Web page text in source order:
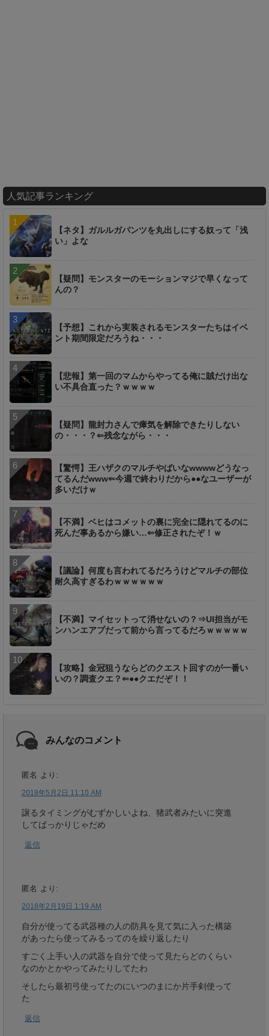
人気記事ランキング
【ネタ】ガルルガパンツを丸出しにする奴って「浅
い」よな
【疑問】モンスターのモーションマジで早くなって
んの？
【予想】これから実装されるモンスターたちはイベ
ント期間限定だろうね・・・
【悲報】第一回のマムからやってる俺に賊だけ出な
い不具合直った？ｗｗｗｗ
【疑問】龍封力さんで瘴気を解除できたりしない
の・・・？⇐残念ながら・・・
【驚愕】王ハザクのマルチやばいなwwwwどうなっ
てるんだwww⇐今週で終わりだから●●なユーザーが
多いだけｗ
【不満】ベヒはコメットの裏に完全に隠れてるのに
死んだ事あるから嫌い…⇐修正されたぞ！ｗ
【議論】何度も言われてるだろうけどマルチの部位
耐久高すぎるわｗｗｗｗｗｗ
【不満】マイセットって消せないの？⇒UI担当がモ
ンハンエアプだって前から言ってるだろｗｗｗｗｗ
【攻略】金冠狙うならどのクエスト回すのが一番い
いの？調査クエ？⇐●●クエだぞ！！
みんなのコメント
匿名 より:
2018年5月2日 11:10 AM
譲るタイミングがむずかしいよね、猪武者みたいに突進
してばっかりじゃだめ
返信
匿名 より:
2018年2月19日 1:19 AM
自分が使ってる武器種の人の防具を見て気に入った構築
があったら使ってみるってのを繰り返したり
すごく上手い人の武器を自分で使って見たらどのくらい
なのかとかやってみたりしてたわ
そしたら最初弓使ってたのにいつのまにか片手剣使って
た
返信